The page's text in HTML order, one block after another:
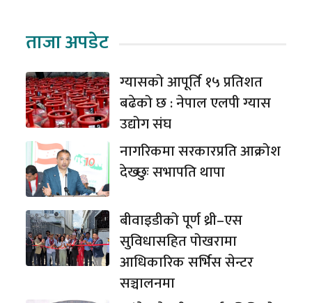
ताजा अपडेट
ग्यासको आपूर्ति १५ प्रतिशत
बढेको छ : नेपाल एलपी ग्यास
उद्योग संघ
नागरिकमा सरकारप्रति आक्रोश
देख्छुः सभापति थापा
बीवाइडीको पूर्ण थ्री–एस
सुविधासहित पोखरामा
आधिकारिक सर्भिस सेन्टर
सञ्चालनमा